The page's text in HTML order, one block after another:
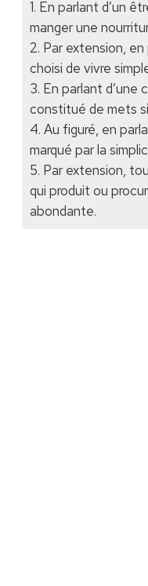
1. En parlant d’un
manger une
2. Par extension, en
choisi de vivre
3. En parlant d’une
constitué de mets
4. Au figuré, en
marqué par la
5. Par extension,
qui produit ou
abondante.